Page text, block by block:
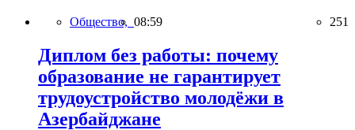
Общество, 08:59 251
Диплом без работы: почему
образование не гарантирует
трудоустройство молодёжи в
Азербайджане